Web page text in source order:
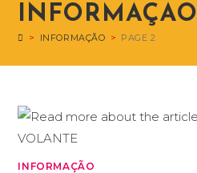
INFORMAÇÃO
> INFORMAÇÃO > PAGE 2
INFORMAÇÃO